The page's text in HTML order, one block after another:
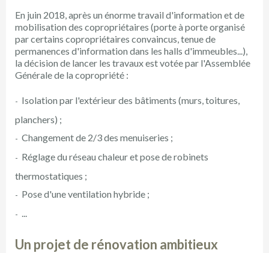
En juin 2018, après un énorme travail d'information et de
mobilisation des copropriétaires (porte à porte organisé
par certains copropriétaires convaincus, tenue de
permanences d'information dans les halls d'immeubles...),
la décision de lancer les travaux est votée par l'Assemblée
Générale de la copropriété :
Isolation par l'extérieur des bâtiments (murs, toitures,
planchers) ;
Changement de 2/3 des menuiseries ;
Réglage du réseau chaleur et pose de robinets
thermostatiques ;
Pose d'une ventilation hybride ;
...
Un projet de rénovation ambitieux